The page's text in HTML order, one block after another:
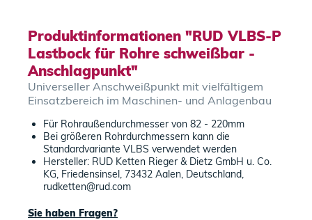
Produktinformationen "RUD VLBS-P
Lastbock für Rohre schweißbar -
Anschlagpunkt"
Universeller Anschweißpunkt mit vielfältigem
Einsatzbereich im Maschinen- und Anlagenbau
Für Rohraußendurchmesser von 82 - 220mm
Bei größeren Rohrdurchmessern kann die
Standardvariante VLBS verwendet werden
Hersteller: RUD Ketten Rieger & Dietz GmbH u. Co.
KG, Friedensinsel, 73432 Aalen, Deutschland,
rudketten@rud.com
Sie haben Fragen?